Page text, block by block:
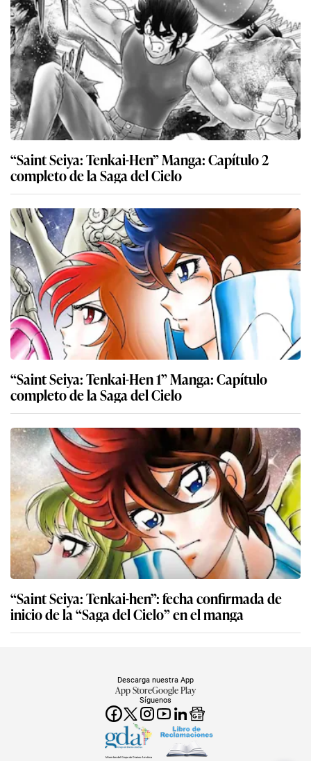
“Saint Seiya: Tenkai-Hen” Manga: Capítulo 2
completo de la Saga del Cielo
“Saint Seiya: Tenkai-Hen 1” Manga: Capítulo
completo de la Saga del Cielo
“Saint Seiya: Tenkai-hen”: fecha confirmada de
inicio de la “Saga del Cielo” en el manga
Síguenos
Descarga nuestra App
App StoreGoogle Play
Miembro del Grupo de Diarios América